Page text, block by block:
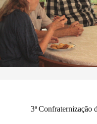
3ª Confraternização